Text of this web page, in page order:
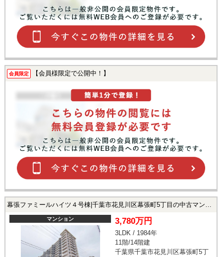
会員限定 【会員様限定で公開中！】
幕張ファミールハイツ４号棟|千葉市花見川区幕張町5丁目の中古マンション
マンション 3,780万円
3LDK / 1984年
11階/14階建
千葉県千葉市花見川区幕張町5丁